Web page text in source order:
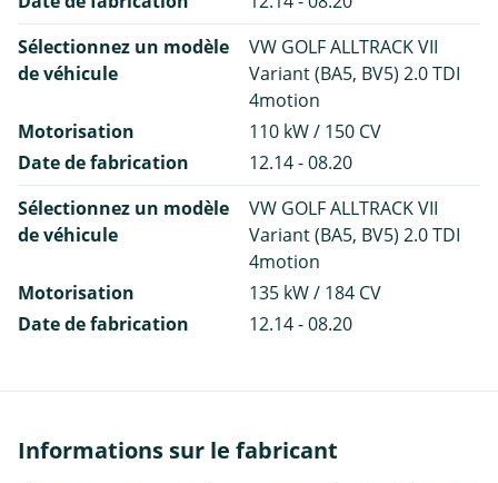
Sélectionnez un modèle
de véhicule
VW GOLF ALLTRACK VII
Variant (BA5, BV5) 2.0 TDI
4motion
Motorisation
110 kW / 150 CV
Date de fabrication
12.14 - 08.20
Sélectionnez un modèle
de véhicule
VW GOLF ALLTRACK VII
Variant (BA5, BV5) 2.0 TDI
4motion
Motorisation
135 kW / 184 CV
Date de fabrication
12.14 - 08.20
Informations sur le fabricant